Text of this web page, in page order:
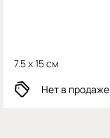
7.5 x 15 см
Нет в продаже